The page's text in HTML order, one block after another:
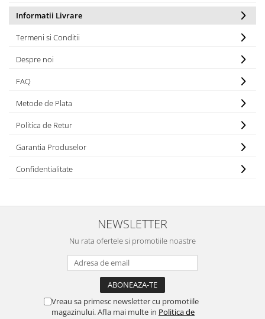
Informatii Livrare
Termeni si Conditii
Despre noi
FAQ
Metode de Plata
Politica de Retur
Garantia Produselor
Confidentialitate
NEWSLETTER
Nu rata ofertele si promotiile noastre
Vreau sa primesc newsletter cu promotiile
magazinului. Afla mai multe in Politica de